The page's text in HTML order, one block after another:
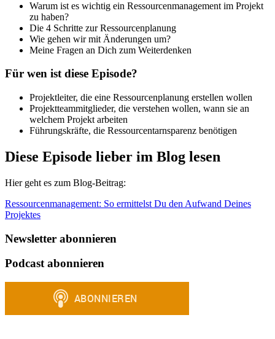
Warum ist es wichtig ein Ressourcenmanagement im Projekt
zu haben?
Die 4 Schritte zur Ressourcenplanung
Wie gehen wir mit Änderungen um?
Meine Fragen an Dich zum Weiterdenken
Für wen ist diese Episode?
Projektleiter, die eine Ressourcenplanung erstellen wollen
Projektteammitglieder, die verstehen wollen, wann sie an
welchem Projekt arbeiten
Führungskräfte, die Ressourcentarnsparenz benötigen
Diese Episode lieber im Blog lesen
Hier geht es zum Blog-Beitrag:
Ressourcenmanagement: So ermittelst Du den Aufwand Deines
Projektes
Newsletter abonnieren
Podcast abonnieren